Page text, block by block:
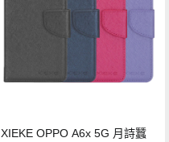
XIEKE OPPO A6x 5G 月詩蠶